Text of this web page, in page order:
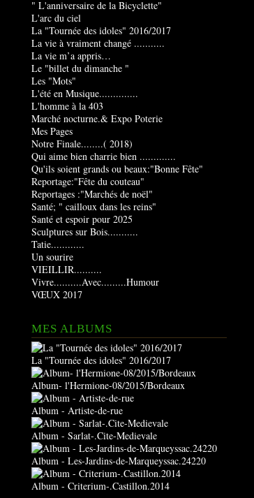
" L'anniversaire de la Bicyclette"
L'arc du ciel
La "Tournée des idoles" 2016/2017
La vie à vraiment changé ...........
La vie m’a appris…
Le "billet du dimanche "
Les "Mots"
L'été en Musique..............
L'homme à la 403
Marché nocturne.& Expo Poterie
Mes Pages
Notre Finale........( 2018)
Qui aime bien charrie bien .............
Qu'ils soient grands ou beaux:"Bonne Fête"
Reportage:"Fête du couteau"
Reportages :"Marchés de noël"
Santé; " cailloux dans les reins"
Santé et espoir pour 2025
Sculptures sur Bois...........
Tatie............
Un sourire
VIEILLIR..........
Vivre..........Avec.........Humour
VŒUX 2017
MES ALBUMS
La "Tournée des idoles" 2016/2017
Album- l'Hermione-08/2015/Bordeaux
Album - Artiste-de-rue
Album - Sarlat-.Cite-Medievale
Album - Les-Jardins-de-Marqueyssac.24220
Album - Criterium-.Castillon.2014